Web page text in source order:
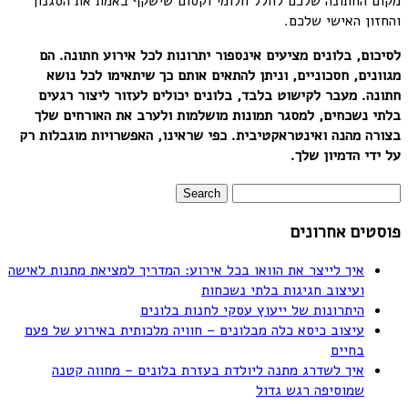
והחזון האישי שלכם.
לסיכום, בלונים מציעים אינספור יתרונות לכל אירוע חתונה. הם
מגוונים, חסכוניים, וניתן להתאים אותם כך שיתאימו לכל נושא
חתונה. מעבר לקישוט בלבד, בלונים יכולים לעזור ליצור רגעים
בלתי נשכחים, למסגר תמונות מושלמות ולערב את האורחים שלך
בצורה מהנה ואינטראקטיבית. כפי שראינו, האפשרויות מוגבלות רק
על ידי הדמיון שלך.
פוסטים אחרונים
איך לייצר את הוואו בכל אירוע: המדריך למציאת מתנות לאישה
ועיצוב חגיגות בלתי נשכחות
היתרונות של ייעוץ עסקי לחנות בלונים
עיצוב כיסא כלה מבלונים – חוויה מלכותית באירוע של פעם
בחיים
איך לשדרג מתנה ליולדת בעזרת בלונים – מחווה קטנה
שמוסיפה רגש גדול